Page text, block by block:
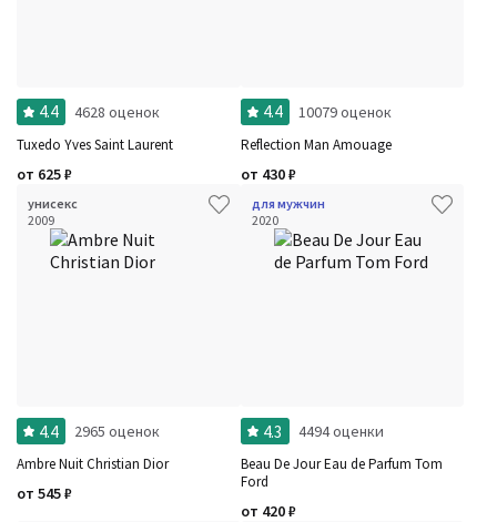
4.4 4628 оценок
Tuxedo Yves Saint Laurent
от 625₽
4.4 10079 оценок
Reflection Man Amouage
от 430₽
унисекс
2009
4.4 2965 оценок
Ambre Nuit Christian Dior
от 545₽
для мужчин
2020
4.3 4494 оценки
Beau De Jour Eau de Parfum Tom
Ford
от 420₽